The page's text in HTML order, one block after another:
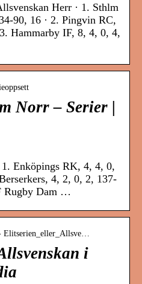
Herr · 1. Sthlm
90, 16 · 2. Pingvin RC,
Hammarby IF, 8, 4, 0, 4,
Norr – Serier |
Enköpings RK, 4, 4, 0,
4, 2, 0, 2, 137-
Rugby Dam …
Elitserien_eller_Allsve…
i